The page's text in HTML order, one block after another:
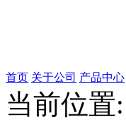
首页 关于公司 产品中心
当前位置: